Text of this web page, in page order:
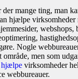
mange ting, man
hjælpe virksomheder
webshops,
Nogle
område, men som
hjælpe virksomheder
webbureauer.